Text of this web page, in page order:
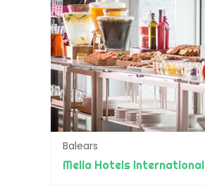
Balears
Melia Hotels International